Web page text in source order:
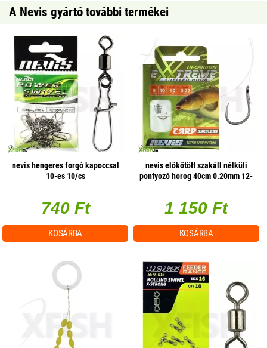
A Nevis gyártó további termékei
nevis hengeres forgó kapoccsal
10-es 10/cs
740 Ft
KOSÁRBA
nevis előkötött szakáll nélküli
pontyozó horog 40cm 0.20mm 12-
1 150 Ft
KOSÁRBA